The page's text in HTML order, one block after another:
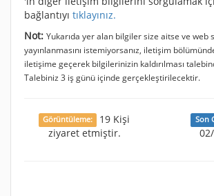
bağlantıyı tıklayınız.
Not: Yukarıda yer alan bilgiler size aitse ve web
yayınlanmasını istemiyorsanız, iletişim
iletişime geçerek bilgilerinizin kaldırılması
Talebiniz 3 iş günü içinde gerçekleştirilecektir.
Görüntüleme:
19 Kişi
ziyaret etmiştir.
Son